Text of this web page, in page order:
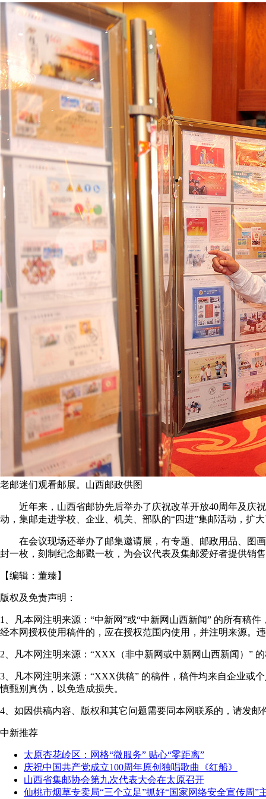
老邮迷们观看邮展。山西邮政供图
近年来，山西省邮协先后举办了庆祝改革开放40周年及庆祝
动，集邮走进学校、企业、机关、部队的“四进”集邮活动，扩
在会议现场还举办了邮集邀请展，有专题、邮政用品、图画
封一枚，刻制纪念邮戳一枚，为会议代表及集邮爱好者提供销
【编辑： 董臻 】
版权及免责声明：
1、凡本网注明来源：“中新网”或“中新网山西新闻” 的所有稿
经本网授权使用稿件的，应在授权范围内使用，并注明来源。
2、凡本网注明来源：“XXX（非中新网或中新网山西新闻）”
3、凡本网注明来源：“XXX供稿” 的稿件，稿件均来自企业或
慎甄别真伪，以免造成损失。
4、如因供稿内容、版权和其它问题需要同本网联系的，请发邮
中新推荐
太原杏花岭区：网格“微服务” 贴心“零距离”
庆祝中国共产党成立100周年原创独唱歌曲《红船》
山西省集邮协会第九次代表大会在太原召开
仙桃市烟草专卖局“三个立足”抓好“国家网络安全宣传周”